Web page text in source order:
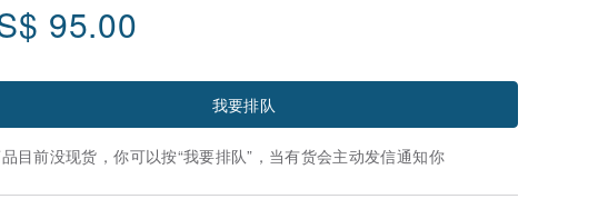
95.00
我要排队
目前没现货，你可以按“我要排队”，当有货会主动发信通知你